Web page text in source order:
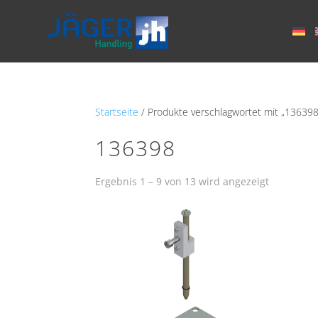
Startseite / Produkte verschlagwortet mit
136398
Ergebnis 1 – 9 von 13 wird angezeigt